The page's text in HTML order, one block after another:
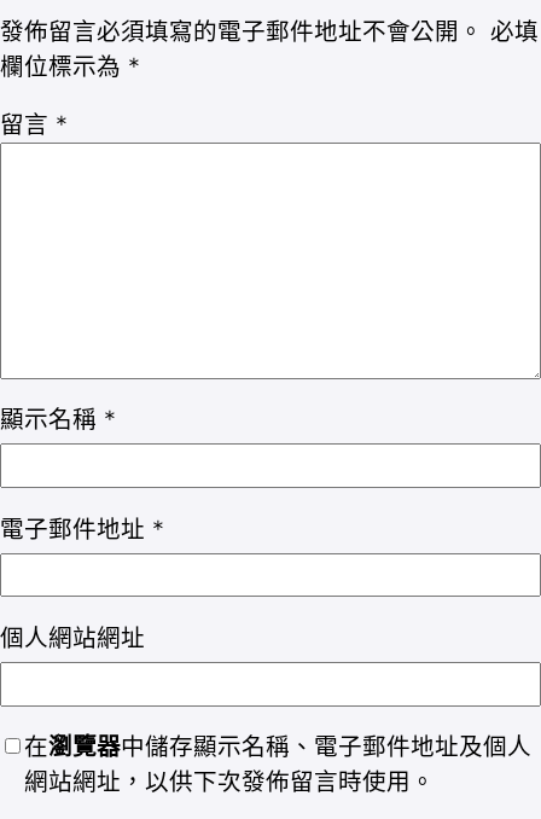
發佈留言必須填寫的電子郵件地址不會公開。 必填
欄位標示為 *
留言 *
顯示名稱 *
電子郵件地址 *
個人網站網址
在瀏覽器中儲存顯示名稱、電子郵件地址及個人
網站網址，以供下次發佈留言時使用。